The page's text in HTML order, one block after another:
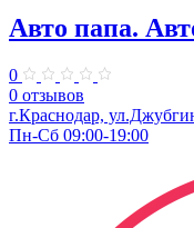
Авто папа.
0
0 отзывов
г.Краснодар,
Пн-Сб 09:00-19:00